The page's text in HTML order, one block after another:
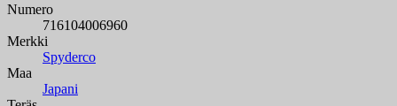
Numero
716104006960
Merkki
Spyderco
Maa
Japani